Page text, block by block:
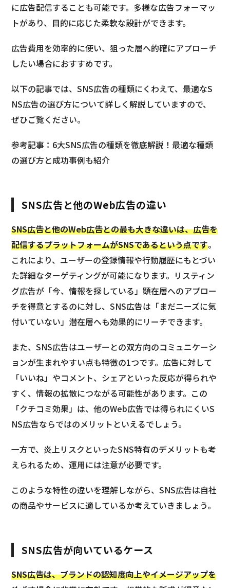
に広告配信することも可能です。多様な広告フォーマッ
トがあり、目的に応じた柔軟な設計ができます。
広告費用を効率的に使い、狙った層へ的確にアプローチ
したい場合におすすめです。
以下の記事では、SNS広告の種類にくわえて、最適なS
NS広告の選び方について詳しく解説していますので、
ぜひご覧ください。
参考記事：6大SNS広告の種類を徹底解説！最適な種類
の選び方と成功事例も紹介
SNS広告と他のWeb広告の違い
SNS広告と他のWeb広告との最も大きな違いは、広告を
配信するプラットフォームがSNSであるという点です。
これにより、ユーザーの登録情報や行動履歴にもとづい
た詳細なターゲティングが可能になります。リスティン
グ広告が「今、情報を探している」顕在層へのアプロー
チを得意とするのに対し、SNS広告は「まだニーズに気
付いていない」潜在層へも効果的にリーチできます。
また、SNS広告はユーザーとの双方向のコミュニケーシ
ョンが生まれやすい点も特徴の1つです。広告に対して
「いいね」やコメント、シェアといった反応が得られや
すく、情報の拡散につながる可能性があります。この
「クチコミ効果」は、他のWeb広告では得られにくいS
NS広告ならではのメリットといえるでしょう。
一方で、炎上リスクといったSNS特有のデメリットも考
えられるため、運用には注意が必要です。
このような特性の違いを理解しながら、SNS広告は自社
の商品やサービスに適しているか考えていきましょう。
SNS広告が向いているケース
SNS広告は、ブランドの認知度向上やイメージアップを